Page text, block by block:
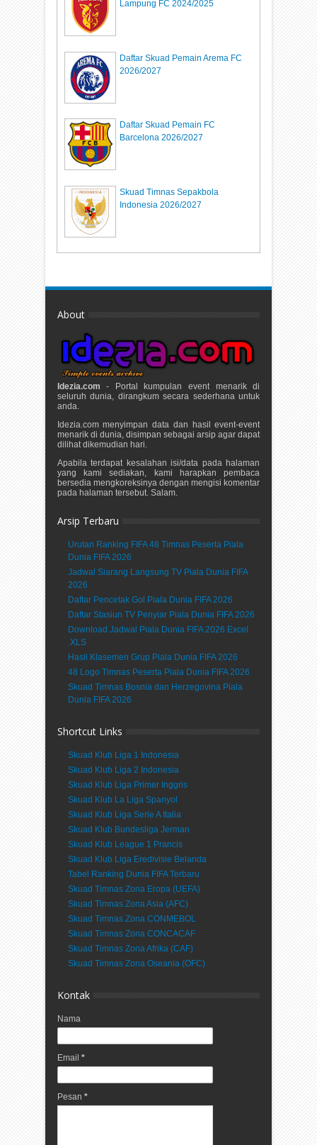
Lampung FC 2024/2025
Daftar Skuad Pemain Arema FC
2026/2027
Daftar Skuad Pemain FC
Barcelona 2026/2027
Skuad Timnas Sepakbola
Indonesia 2026/2027
About
Idezia.com - Portal kumpulan event menarik di
seluruh dunia, dirangkum secara sederhana untuk
anda.
Idezia.com menyimpan data dan hasil event-event
menarik di dunia, disimpan sebagai arsip agar dapat
dilihat dikemudian hari.
Apabila terdapat kesalahan isi/data pada halaman
yang kami sediakan, kami harapkan pembaca
bersedia mengkoreksinya dengan mengisi komentar
pada halaman tersebut. Salam.
Arsip Terbaru
Urutan Ranking FIFA 48 Timnas Peserta Piala
Dunia FIFA 2026
Jadwal Siarang Langsung TV Piala Dunia FIFA
2026
Daftar Pencetak Gol Piala Dunia FIFA 2026
Daftar Stasiun TV Penyiar Piala Dunia FIFA 2026
Download Jadwal Piala Dunia FIFA 2026 Excel
.XLS
Hasil Klasemen Grup Piala Dunia FIFA 2026
48 Logo Timnas Peserta Piala Dunia FIFA 2026
Skuad Timnas Bosnia dan Herzegovina Piala
Dunia FIFA 2026
Shortcut Links
Skuad Klub Liga 1 Indonesia
Skuad Klub Liga 2 Indonesia
Skuad Klub Liga Primer Inggris
Skuad Klub La Liga Spanyol
Skuad Klub Liga Serie A Italia
Skuad Klub Bundesliga Jerman
Skuad Klub League 1 Prancis
Skuad Klub Liga Eredivisie Belanda
Tabel Ranking Dunia FIFA Terbaru
Skuad Timnas Zona Eropa (UEFA)
Skuad Timnas Zona Asia (AFC)
Skuad Timnas Zona CONMEBOL
Skuad Timnas Zona CONCACAF
Skuad Timnas Zona Afrika (CAF)
Skuad Timnas Zona Oseania (OFC)
Kontak
Nama
Email *
Pesan *